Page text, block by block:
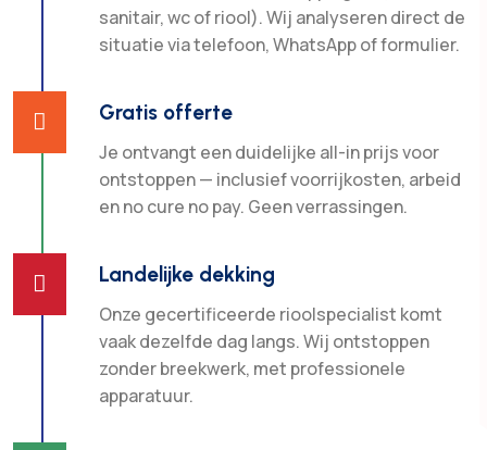
sanitair, wc of riool). Wij analyseren direct de
situatie via telefoon, WhatsApp of formulier.
 Gratis offerte
Je ontvangt een duidelijke all-in prijs voor
ontstoppen — inclusief voorrijkosten, arbeid
en no cure no pay. Geen verrassingen.
 Landelijke dekking
Onze gecertificeerde rioolspecialist komt
vaak dezelfde dag langs. Wij ontstoppen
zonder breekwerk, met professionele
apparatuur.